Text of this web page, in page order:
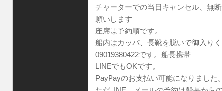
チャーターでの当日キャンセル、無
願いします
座席は予約順です。
船内はカッパ、長靴を脱いで御入り
09019380422です。船長携帯
LINEでもOKです。
PayPayのお支払い可能になりました